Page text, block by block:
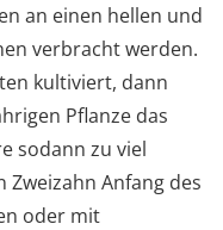
an einen hellen und
verbracht werden.
kultiviert, dann
Pflanze das
sodann zu viel
Zweizahn Anfang des
oder mit